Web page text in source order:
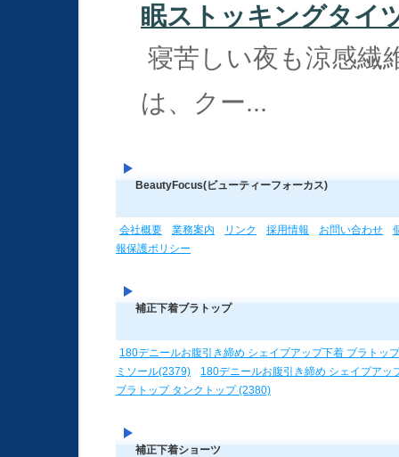
眠ストッキングタイ
寝苦しい夜も涼感繊
は、クー...
BeautyFocus(ビューティーフォーカス)
会社概要 業務案内 リンク 採用情報 お問い合わせ
報保護ポリシー
補正下着ブラトップ
180デニールお腹引き締め シェイプアップ下着 ブラトッ
ミソール(2379)
180デニールお腹引き締め シェイプアッ
ブラトップ タンクトップ (2380)
補正下着ショーツ